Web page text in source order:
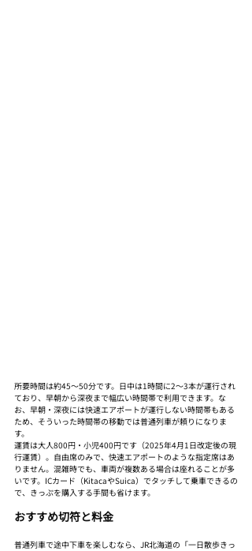
所要時間は約45〜50分です。日中は1時間に2〜3本が運行され
ており、早朝から深夜まで幅広い時間帯で利用できます。な
お、早朝・深夜には快速エアポートが運行しない時間帯もある
ため、そういった時間帯の移動では普通列車が頼りになりま
す。
運賃は大人800円・小児400円です（2025年4月1日改定後の現
行運賃）。自由席のみで、快速エアポートのような指定席はあ
りません。混雑時でも、車両が複数ある場合は座れることが多
いです。ICカード（KitacaやSuica）でタッチして乗車できるの
で、きっぷを購入する手間も省けます。
おすすめ切符と料金
普通列車で途中下車を楽しむなら、JR北海道の「一日散歩きっ